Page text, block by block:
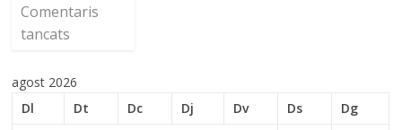
Comentaris
tancats
agost 2026
Dl
Dt Dc Dj Dv Ds
Dg